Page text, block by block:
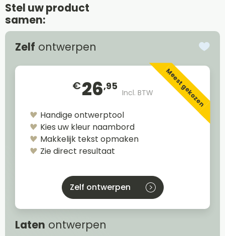
Stel uw product
samen:
Zelf ontwerpen
€26,95
Incl. BTW Meest gekozen
Handige ontwerptool
Kies uw kleur naambord
Makkelijk tekst opmaken
Zie direct resultaat
Zelf ontwerpen
Laten ontwerpen